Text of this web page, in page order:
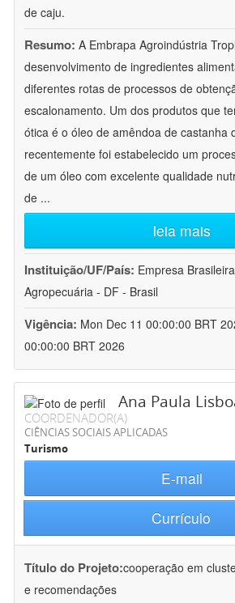
de caju.
Resumo: A Embrapa Agroindústria
desenvolvimento de ingredientes
diferentes rotas de processos de
escalonamento. Um dos produtos que
ótica é o óleo de amêndoa de castanha
recentemente foi estabelecido um
de um óleo com excelente qualidade
de ...
leia mais
Instituição/UF/País: Empresa
Agropecuária - DF - Brasil
Vigência: Mon Dec 11 00:00:00 BRT
00:00:00 BRT 2026
Ana Paula
COORDENADOR(A)
CIÊNCIAS SOCIAIS APLICADAS
Turismo
E-mail
Currículo
Título do Projeto:cooperação em
e recomendações